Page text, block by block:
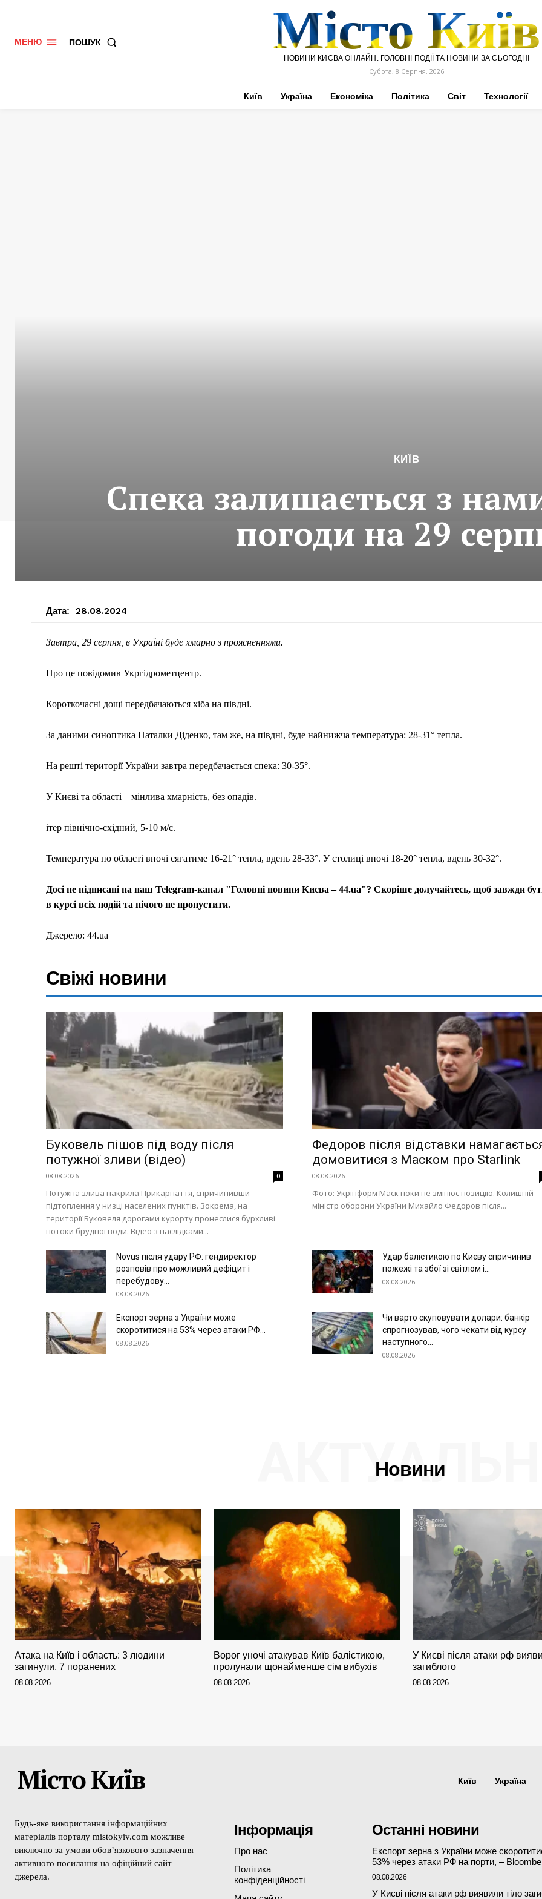
Меню
Україна
Економіка
Політика
Світ
Технології
МЕНЮ ПОШУК Місто Київ
НОВИНИ КИЄВА ОНЛАЙН. ГОЛОВНІ ПОДІЇ ТА НОВИНИ ЗА СЬОГОДНІ
Субота, 8 Серпня, 2026
Київ Україна Економіка Політика Світ Технології
КИЇВ
Спека залишається з
погоди на 29
Дата: 28.08.2024
Завтра, 29 серпня, в Україні буде хмарно з проясненнями.
Про це повідомив Укргідрометцентр.
Короткочасні дощі передбачаються хіба на півдні.
За даними синоптика Наталки Діденко, там же, на півдні, буде найнижча температура: 28-31° тепла.
На решті території України завтра передбачається спека: 30-35°.
У Києві та області – мінлива хмарність, без опадів.
ітер північно-східний, 5-10 м/с.
Температура по області вночі сягатиме 16-21° тепла, вдень 28-33°. У столиці вночі 18-20° тепла, вдень 30-32°.
Досі не підписані на наш Telegram-канал "Головні новини Києва – 44.ua"? Скоріше долучайтесь, щоб завжди
в курсі всіх подій та нічого не пропустити.
Джерело: 44.ua
Свіжі новини
Буковель пішов під воду після
потужної зливи (відео)
08.08.2026 0
Потужна злива накрила Прикарпаття, спричинивши
підтоплення у низці населених пунктів. Зокрема, на
території Буковеля дорогами курорту пронеслися бурхливі
потоки брудної води. Відео з наслідками...
Федоров після відставки
домовитися з Маском про Starlink
08.08.2026
Фото: Укрінформ Маск поки не змінює позицію. Колишній
міністр оборони України Михайло Федоров після...
Novus після удару РФ: гендиректор
розповів про можливий дефіцит і
перебудову...
08.08.2026
Удар балістикою по Києву спричинив
пожежі та збої зі світлом і...
08.08.2026
Експорт зерна з України може
скоротитися на 53% через атаки РФ...
08.08.2026
Чи варто скуповувати долари: банкір
спрогнозував, чого чекати від курсу
наступного...
08.08.2026
Новини
Атака на Київ і область: 3 людини
загинули, 7 поранених
08.08.2026
Ворог уночі атакував Київ балістикою,
пролунали щонайменше сім вибухів
08.08.2026
У Києві після атаки рф
загиблого
08.08.2026
Місто Київ Київ Україна
Будь-яке використання інформаційних
матеріалів порталу mistokyiv.com можливе
виключно за умови обов’язкового зазначення
активного посилання на офіційний сайт
джерела.
Інформація
Про нас
Політика
конфіденційності
Останні новини
Експорт зерна з України може
53% через атаки РФ на порти, –
08.08.2026
У Києві після атаки рф виявили тіло